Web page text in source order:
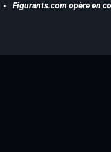
Figurants.com opère en